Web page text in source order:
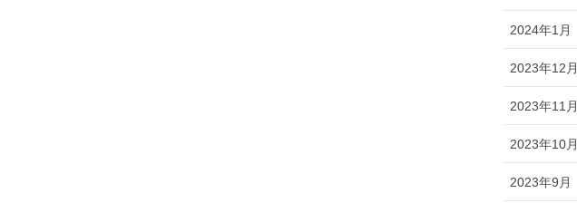
2024年1月
2023年12月
2023年11月
2023年10月
2023年9月